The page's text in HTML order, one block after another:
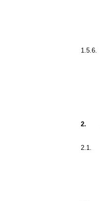
1.5.6.
2.
2.1.